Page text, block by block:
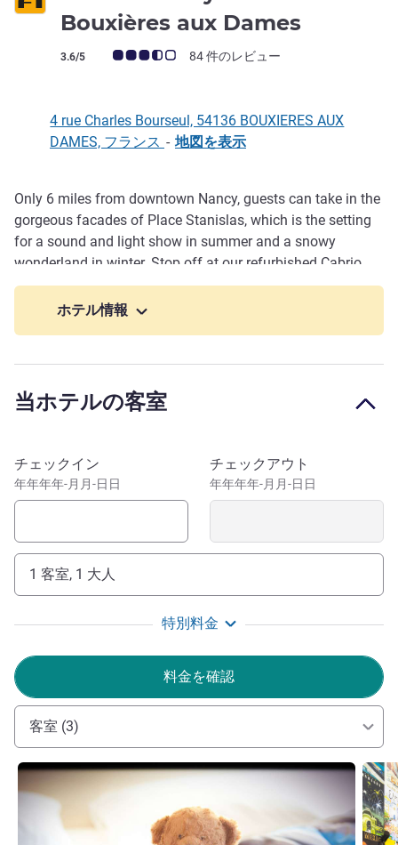
Bouxières aux Dames
お客さまの声 (確認済みレビュー アコーホテルズ)
3.6/5 84 件のレビュー
4 rue Charles Bourseul, 54136 BOUXIERES AUX
DAMES, フランス - 地図を表示
説明
Only 6 miles from downtown Nancy, guests can take in the
gorgeous facades of Place Stanislas, which is the setting
for a sound and light show in summer and a snowy
wonderland in winter. Stop off at our refurbished Cabrio
rooms with private bathrooms, or our refurbished Break
Mezzanine or Trio rooms, with an all-you-can-eat breakfast
ホテル情報
当ホテルの客室
このホテルを予約
チェックイン
年年年年-月月-日日
チェックアウト
年年年年-月月-日日
1 客室, 1 大人
特別料金
料金を確認
客室 (3)
詳細を表示 詳細